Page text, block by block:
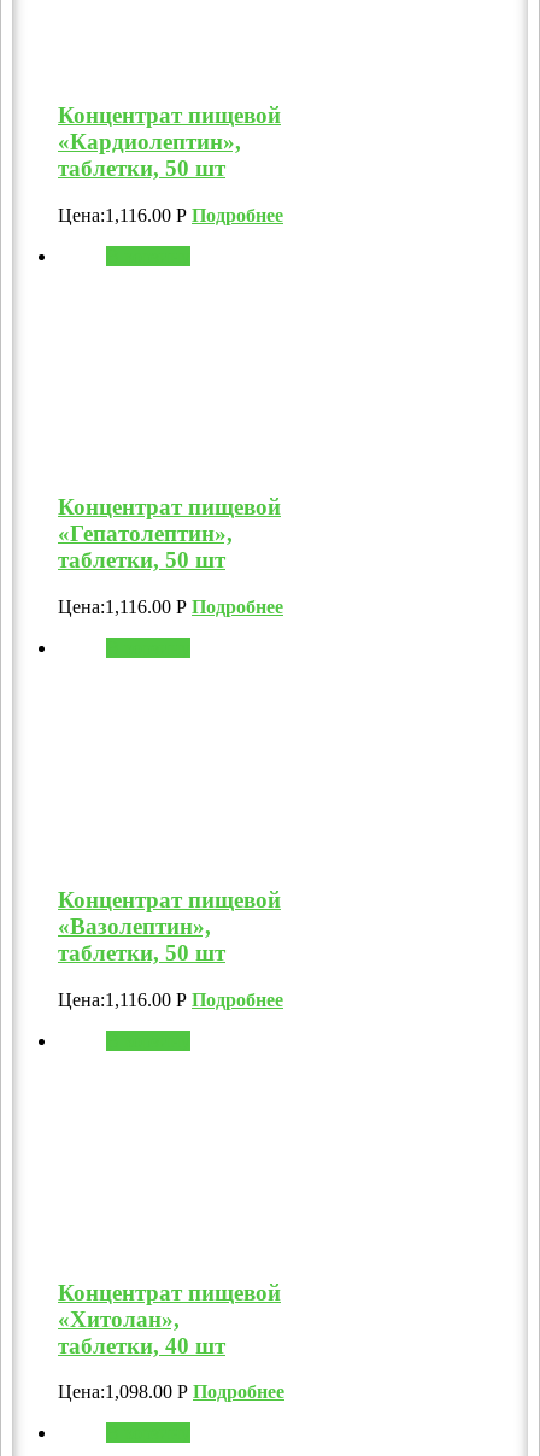
Концентрат пищевой
«Кардиолептин»,
таблетки, 50 шт
Цена:1,116.00 Р Подробнее
Концентрат пищевой
«Гепатолептин»,
таблетки, 50 шт
Цена:1,116.00 Р Подробнее
Концентрат пищевой
«Вазолептин»,
таблетки, 50 шт
Цена:1,116.00 Р Подробнее
Концентрат пищевой
«Хитолан»,
таблетки, 40 шт
Цена:1,098.00 Р Подробнее